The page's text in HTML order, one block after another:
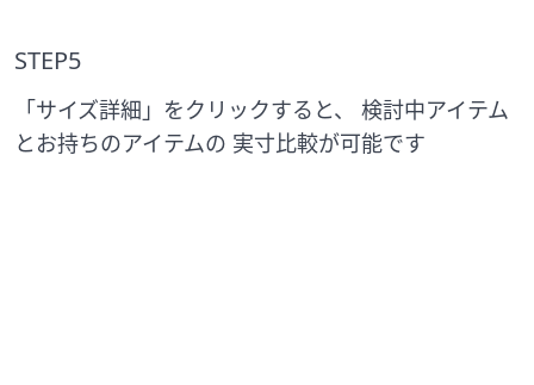
STEP5
「サイズ詳細」をクリックすると、 検討中アイテム
とお持ちのアイテムの 実寸比較が可能です